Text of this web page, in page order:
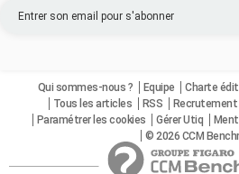
Qui sommes-nous ? Equipe Charte
Tous les articles
RSS Recrutement
Paramétrer les cookies
Gérer Utiq
© 2026 CCM